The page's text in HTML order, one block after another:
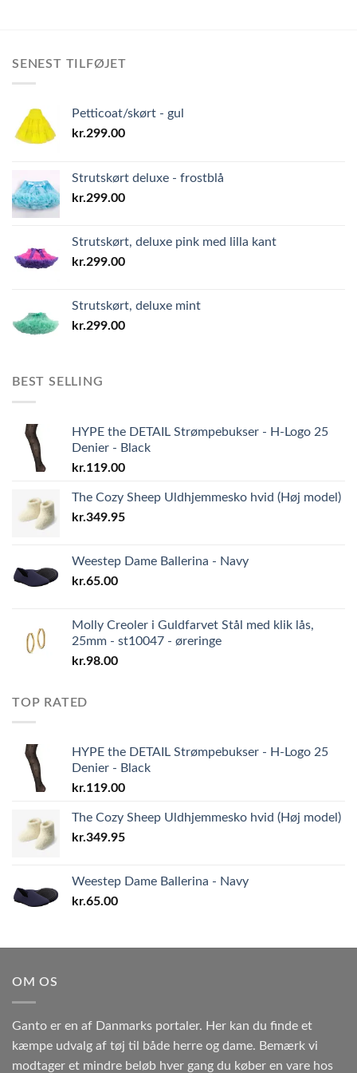
SENEST TILFØJET
Petticoat/skørt - gul
kr.299.00
Strutskørt deluxe - frostblå
kr.299.00
Strutskørt, deluxe pink med lilla kant
kr.299.00
Strutskørt, deluxe mint
kr.299.00
BEST SELLING
HYPE the DETAIL Strømpebukser - H-Logo 25
Denier - Black
kr.119.00
The Cozy Sheep Uldhjemmesko hvid (Høj model)
kr.349.95
Weestep Dame Ballerina - Navy
kr.65.00
Molly Creoler i Guldfarvet Stål med klik lås,
25mm - st10047 - øreringe
kr.98.00
TOP RATED
HYPE the DETAIL Strømpebukser - H-Logo 25
Denier - Black
kr.119.00
The Cozy Sheep Uldhjemmesko hvid (Høj model)
kr.349.95
Weestep Dame Ballerina - Navy
kr.65.00
OM OS
Ganto er en af Danmarks portaler. Her kan du finde et
kæmpe udvalg af tøj til både herre og dame. Bemærk vi
modtager et mindre beløb hver gang du køber en vare hos